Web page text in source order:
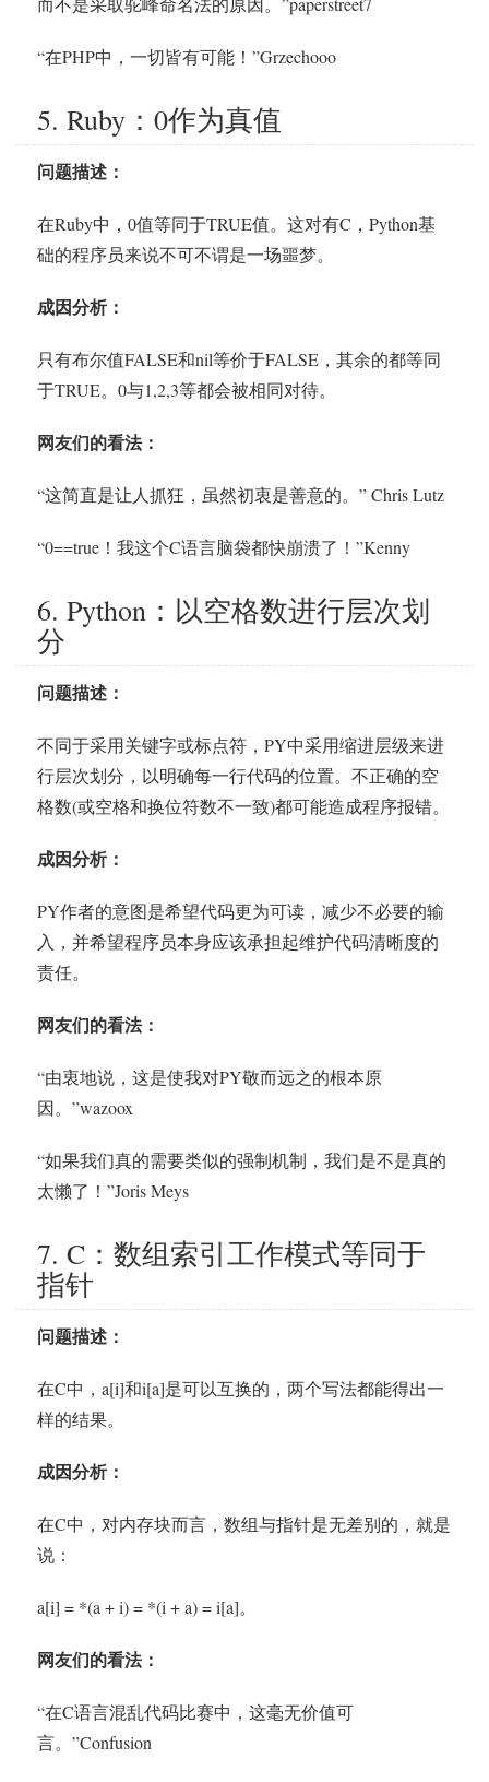
“在PHP中，一切皆有可能！”Grzechooo
5. Ruby：0作为真值
问题描述：
在Ruby中，0值等同于TRUE值。这对有C，Python基
础的程序员来说不可不谓是一场噩梦。
成因分析：
只有布尔值FALSE和nil等价于FALSE，其余的都等同
于TRUE。0与1,2,3等都会被相同对待。
网友们的看法：
“这简直是让人抓狂，虽然初衷是善意的。” Chris Lutz
“0==true！我这个C语言脑袋都快崩溃了！”Kenny
6. Python：以空格数进行层次划
分
问题描述：
不同于采用关键字或标点符，PY中采用缩进层级来进
行层次划分，以明确每一行代码的位置。不正确的空
格数(或空格和换位符数不一致)都可能造成程序报错。
成因分析：
PY作者的意图是希望代码更为可读，减少不必要的输
入，并希望程序员本身应该承担起维护代码清晰度的
责任。
网友们的看法：
“由衷地说，这是使我对PY敬而远之的根本原
因。”wazoox
“如果我们真的需要类似的强制机制，我们是不是真的
太懒了！”Joris Meys
7. C：数组索引工作模式等同于
指针
问题描述：
在C中，a[i]和i[a]是可以互换的，两个写法都能得出一
样的结果。
成因分析：
在C中，对内存块而言，数组与指针是无差别的，就是
说：
a[i] = *(a + i) = *(i + a) = i[a]。
网友们的看法：
“在C语言混乱代码比赛中，这毫无价值可
言。”Confusion